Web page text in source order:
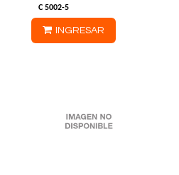
C 5002-5
INGRESAR